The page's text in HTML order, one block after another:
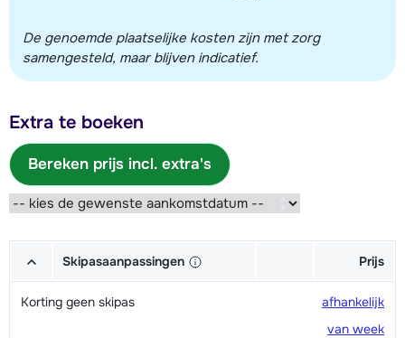
De genoemde plaatselijke kosten zijn met zorg
samengesteld, maar blijven indicatief.
Extra te boeken
Bereken prijs incl. extra's
Skipasaanpassingen Prijs
Korting geen skipas
afhankelijk
van week